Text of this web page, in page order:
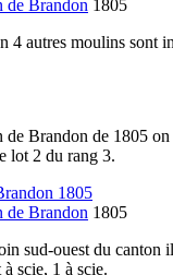
de Brandon 1805
4 autres moulins sont
de Brandon de 1805
lot 2 du rang 3.
de Brandon 1805
sud-ouest du canton
scie, 1 à scie.